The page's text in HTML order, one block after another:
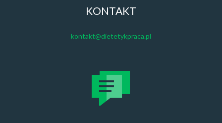
KONTAKT
kontakt@dietetykpraca.pl